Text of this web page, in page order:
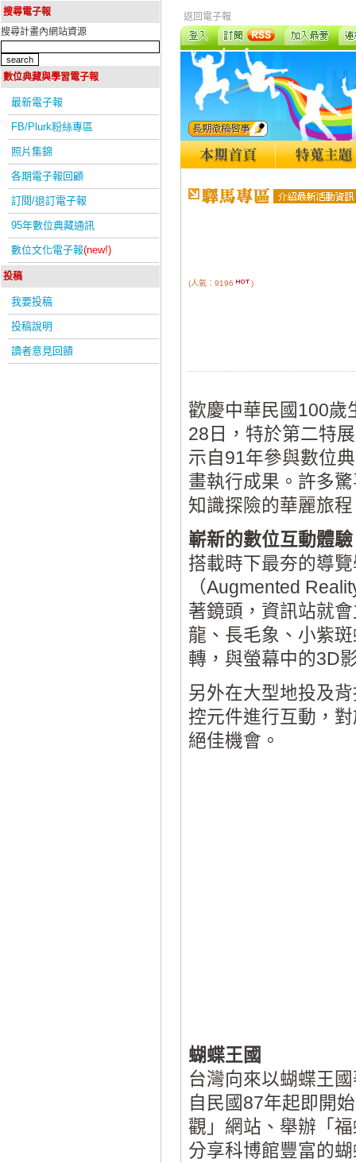
搜尋電子報
搜尋計畫內網站資源
數位典藏與學習電子報
最新電子報
FB/Plurk粉絲專區
照片集錦
各期電子報回顧
訂閱/退訂電子報
95年數位典藏通訊
數位文化電子報(new!)
投稿
我要投稿
投稿說明
讀者意見回饋
返回電子報
(人氣：9196 )
歡慶中華民國100歲
28日，特於第二特
示自91年參與數位
畫執行成果。許多
知識探險的華麗旅
嶄新的數位互動體驗
搭載時下最夯的導
（Augmented
著鏡頭，資訊站就
龍、長毛象、小紫
轉，與螢幕中的3D
另外在大型地投及
控元件進行互動，
絕佳機會。
蝴蝶王國
台灣向來以蝴蝶王
自民國87年起即開
觀」網站、舉辦「
分享科博館豐富的